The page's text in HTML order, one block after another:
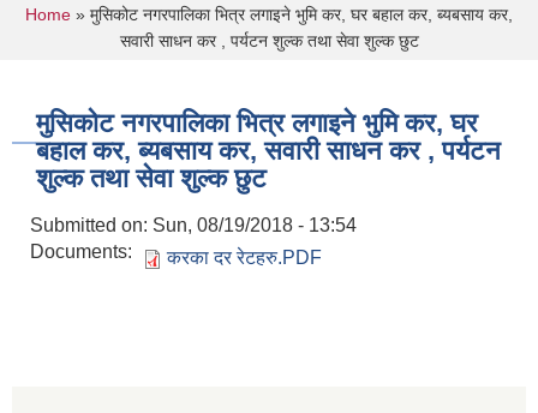
You are here
Home » मुसिकोट नगरपालिका भित्र लगाइने भुमि कर, घर बहाल कर, ब्यबसाय कर,
सवारी साधन कर , पर्यटन शुल्क तथा सेवा शुल्क छुट
मुसिकोट नगरपालिका भित्र लगाइने भुमि कर, घर
बहाल कर, ब्यबसाय कर, सवारी साधन कर , पर्यटन
शुल्क तथा सेवा शुल्क छुट
Submitted on: Sun, 08/19/2018 - 13:54
Documents:
करका दर रेटहरु.PDF